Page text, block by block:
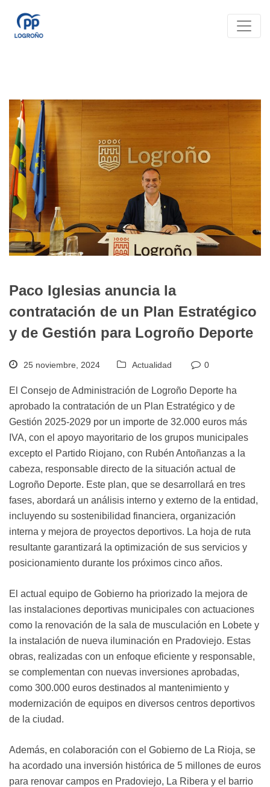
Paco Iglesias anuncia la
contratación de un Plan Estratégico
y de Gestión para Logroño Deporte
25 noviembre, 2024 Actualidad 0
El Consejo de Administración de Logroño Deporte ha
aprobado la contratación de un Plan Estratégico y de
Gestión 2025-2029 por un importe de 32.000 euros más
IVA, con el apoyo mayoritario de los grupos municipales
excepto el Partido Riojano, con Rubén Antoñanzas a la
cabeza, responsable directo de la situación actual de
Logroño Deporte. Este plan, que se desarrollará en tres
fases, abordará un análisis interno y externo de la entidad,
incluyendo su sostenibilidad financiera, organización
interna y mejora de proyectos deportivos. La hoja de ruta
resultante garantizará la optimización de sus servicios y
posicionamiento durante los próximos cinco años.
El actual equipo de Gobierno ha priorizado la mejora de
las instalaciones deportivas municipales con actuaciones
como la renovación de la sala de musculación en Lobete y
la instalación de nueva iluminación en Pradoviejo. Estas
obras, realizadas con un enfoque eficiente y responsable,
se complementan con nuevas inversiones aprobadas,
como 300.000 euros destinados al mantenimiento y
modernización de equipos en diversos centros deportivos
de la ciudad.
Además, en colaboración con el Gobierno de La Rioja, se
ha acordado una inversión histórica de 5 millones de euros
para renovar campos en Pradoviejo, La Ribera y el barrio